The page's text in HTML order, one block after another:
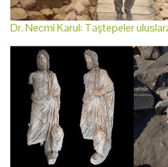
Dr. Necmi Karul: Taştepeler